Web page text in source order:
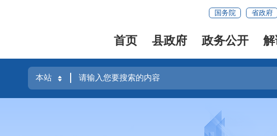
国务院 省政府
首页 县政府 政务公开